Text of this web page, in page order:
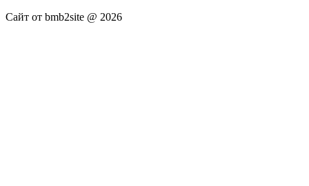
Сайт от bmb2site @ 2026